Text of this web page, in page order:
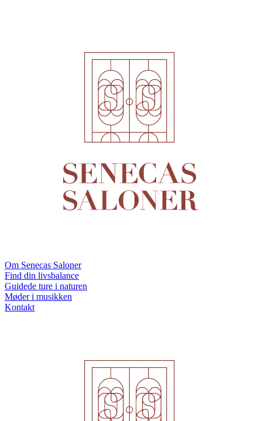
Om Senecas Saloner
Find din livsbalance
Guidede ture i naturen
Møder i musikken
Kontakt